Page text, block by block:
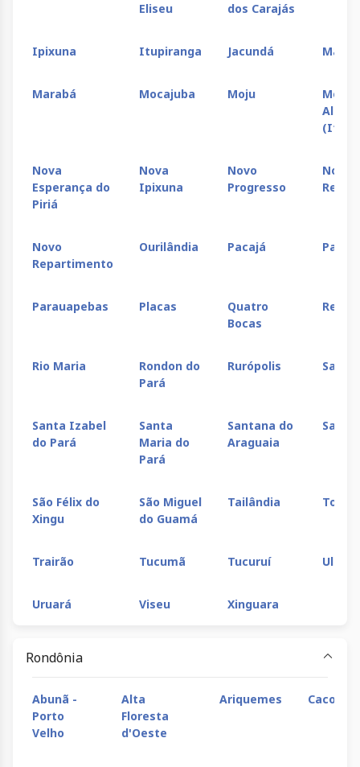
Eliseu
dos Carajás
Ipixuna Itupiranga Jacundá Mãe
Marabá Mocajuba Moju
Nova
Esperança do
Piriá
Nova
Ipixuna
Novo
Progresso
Novo
Novo
Repartimento
Ourilândia Pacajá
Parauapebas Placas
Quatro
Bocas
Rio Maria
Rondon do
Pará
Rurópolis
Santa Izabel
do Pará
Santa
Maria do
Pará
Santana do
Araguaia
São Félix do
Xingu
São Miguel
do Guamá
Tailândia
Trairão Tucumã Tucuruí
Uruará Viseu Xinguara
Rondônia
Abunã -
Porto
Velho
Alta
Floresta
d'Oeste
Ariquemes Cacoal